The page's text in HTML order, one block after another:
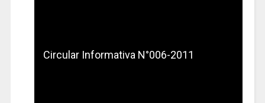
Circular Informativa N°006-2011